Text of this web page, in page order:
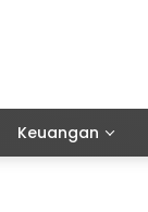
Keuangan